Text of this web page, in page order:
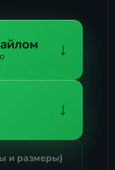
↓
↓
и размеры)